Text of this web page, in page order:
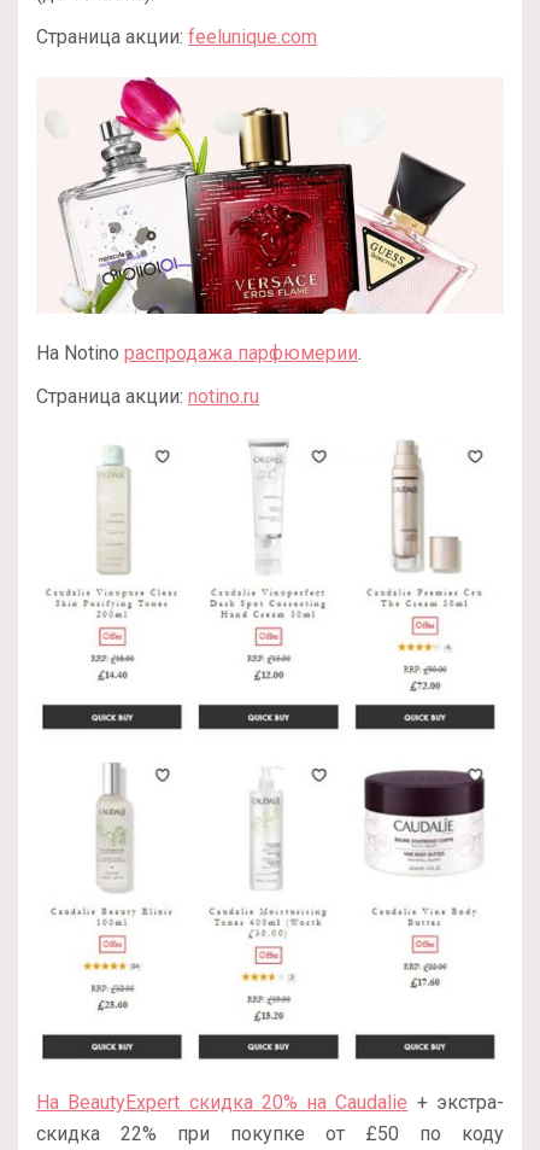
Страница акции: feelunique.com
На Notino распродажа парфюмерии.
Страница акции: notino.ru
На BeautyExpert скидка 20% на Caudalie + экстра-
скидка 22% при покупке от £50 по коду